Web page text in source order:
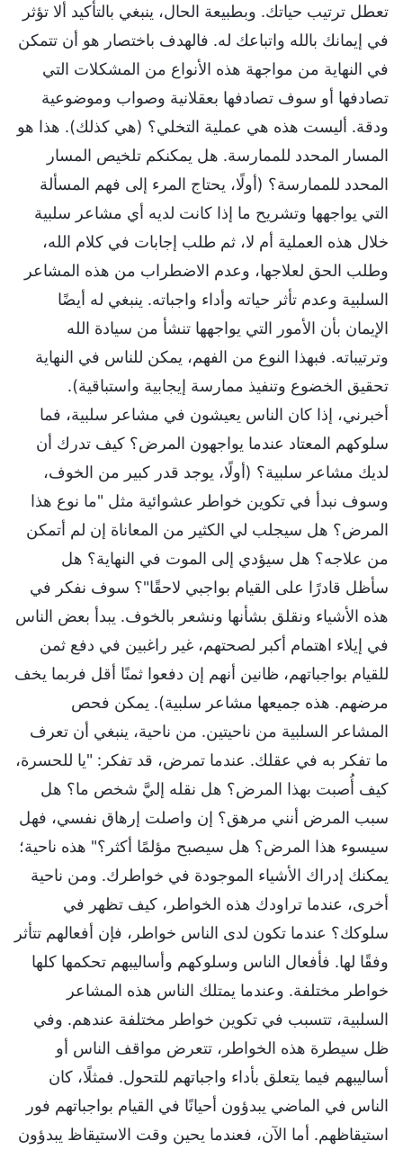
تعطل ترتيب حياتك. وبطبيعة الحال، ينبغي بالتأكيد ألا تؤثر
في إيمانك بالله واتباعك له. فالهدف باختصار هو أن تتمكن
في النهاية من مواجهة هذه الأنواع من المشكلات التي
تصادفها أو سوف تصادفها بعقلانية وصواب وموضوعية
ودقة. أليست هذه هي عملية التخلي؟ (هي كذلك). هذا هو
المسار المحدد للممارسة. هل يمكنكم تلخيص المسار
المحدد للممارسة؟ (أولًا، يحتاج المرء إلى فهم المسألة
التي يواجهها وتشريح ما إذا كانت لديه أي مشاعر سلبية
خلال هذه العملية أم لا، ثم طلب إجابات في كلام الله،
وطلب الحق لعلاجها، وعدم الاضطراب من هذه المشاعر
السلبية وعدم تأثر حياته وأداء واجباته. ينبغي له أيضًا
الإيمان بأن الأمور التي يواجهها تنشأ من سيادة الله
وترتيباته. فبهذا النوع من الفهم، يمكن للناس في النهاية
تحقيق الخضوع وتنفيذ ممارسة إيجابية واستباقية).
أخبرني، إذا كان الناس يعيشون في مشاعر سلبية، فما
سلوكهم المعتاد عندما يواجهون المرض؟ كيف تدرك أن
لديك مشاعر سلبية؟ (أولًا، يوجد قدر كبير من الخوف،
وسوف نبدأ في تكوين خواطر عشوائية مثل "ما نوع هذا
المرض؟ هل سيجلب لي الكثير من المعاناة إن لم أتمكن
من علاجه؟ هل سيؤدي إلى الموت في النهاية؟ هل
سأظل قادرًا على القيام بواجبي لاحقًا"؟ سوف نفكر في
هذه الأشياء ونقلق بشأنها ونشعر بالخوف. يبدأ بعض الناس
في إيلاء اهتمام أكبر لصحتهم، غير راغبين في دفع ثمن
للقيام بواجباتهم، ظانين أنهم إن دفعوا ثمنًا أقل فربما يخف
مرضهم. هذه جميعها مشاعر سلبية). يمكن فحص
المشاعر السلبية من ناحيتين. من ناحية، ينبغي أن تعرف
ما تفكر به في عقلك. عندما تمرض، قد تفكر: "يا للحسرة،
كيف أُصبت بهذا المرض؟ هل نقله إليَّ شخص ما؟ هل
سبب المرض أنني مرهق؟ إن واصلت إرهاق نفسي، فهل
سيسوء هذا المرض؟ هل سيصبح مؤلمًا أكثر؟" هذه ناحية؛
يمكنك إدراك الأشياء الموجودة في خواطرك. ومن ناحية
أخرى، عندما تراودك هذه الخواطر، كيف تظهر في
سلوكك؟ عندما تكون لدى الناس خواطر، فإن أفعالهم تتأثر
وفقًا لها. فأفعال الناس وسلوكهم وأساليبهم تحكمها كلها
خواطر مختلفة. وعندما يمتلك الناس هذه المشاعر
السلبية، تتسبب في تكوين خواطر مختلفة عندهم. وفي
ظل سيطرة هذه الخواطر، تتعرض مواقف الناس أو
أساليبهم فيما يتعلق بأداء واجباتهم للتحول. فمثلًا، كان
الناس في الماضي يبدؤون أحيانًا في القيام بواجباتهم فور
استيقاظهم. أما الآن، فعندما يحين وقت الاستيقاظ يبدؤون